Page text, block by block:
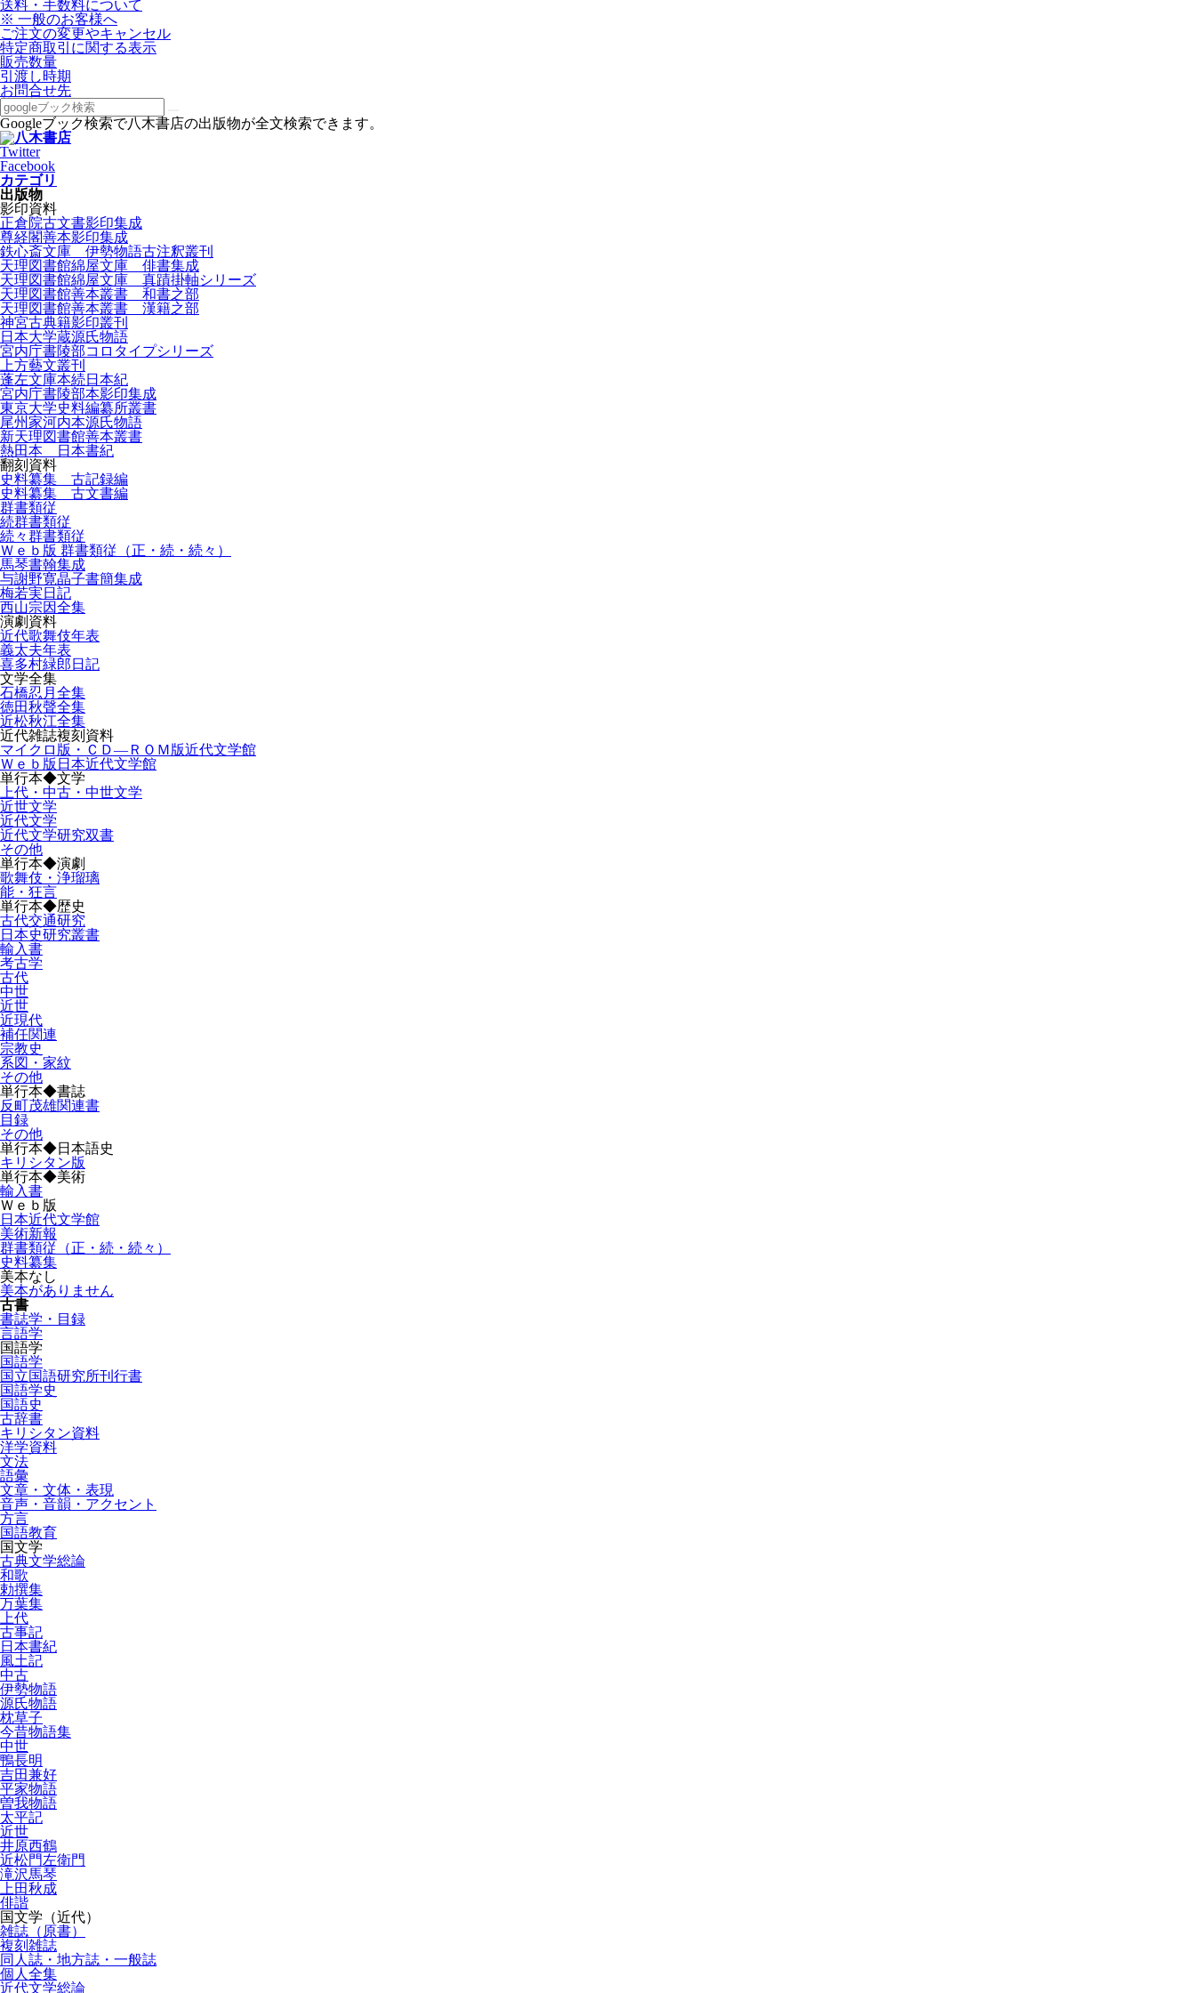
送料・手数料について
※ 一般のお客様へ
ご注文の変更やキャンセル
特定商取引に関する表示
販売数量
引渡し時期
お問合せ先
Googleブック検索で八木書店の出版物が全文検索できます。
Twitter
Facebook
カテゴリ
出版物
影印資料
正倉院古文書影印集成
尊経閣善本影印集成
鉄心斎文庫 伊勢物語古注釈叢刊
天理図書館綿屋文庫 俳書集成
天理図書館綿屋文庫 真蹟掛軸シリーズ
天理図書館善本叢書 和書之部
天理図書館善本叢書 漢籍之部
神宮古典籍影印叢刊
日本大学蔵源氏物語
宮内庁書陵部コロタイプシリーズ
上方藝文叢刊
蓬左文庫本続日本紀
宮内庁書陵部本影印集成
東京大学史料編纂所叢書
尾州家河内本源氏物語
新天理図書館善本叢書
熱田本 日本書紀
翻刻資料
史料纂集 古記録編
史料纂集 古文書編
群書類従
続群書類従
続々群書類従
Ｗｅｂ版 群書類従（正・続・続々）
馬琴書翰集成
与謝野寛晶子書簡集成
梅若実日記
西山宗因全集
演劇資料
近代歌舞伎年表
義太夫年表
喜多村緑郎日記
文学全集
石橋忍月全集
徳田秋聲全集
近松秋江全集
近代雑誌複刻資料
マイクロ版・ＣＤ―ＲＯＭ版近代文学館
Ｗｅｂ版日本近代文学館
単行本◆文学
上代・中古・中世文学
近世文学
近代文学
近代文学研究双書
その他
単行本◆演劇
歌舞伎・浄瑠璃
能・狂言
単行本◆歴史
古代交通研究
日本史研究叢書
輸入書
考古学
古代
中世
近世
近現代
補任関連
宗教史
系図・家紋
その他
単行本◆書誌
反町茂雄関連書
目録
その他
単行本◆日本語史
キリシタン版
単行本◆美術
輸入書
Ｗｅｂ版
日本近代文学館
美術新報
群書類従（正・続・続々）
史料纂集
美本なし
美本がありません
古書
書誌学・目録
言語学
国語学
国語学
国立国語研究所刊行書
国語学史
国語史
古辞書
キリシタン資料
洋学資料
文法
語彙
文章・文体・表現
音声・音韻・アクセント
方言
国語教育
国文学
古典文学総論
和歌
勅撰集
万葉集
上代
古事記
日本書紀
風土記
中古
伊勢物語
源氏物語
枕草子
今昔物語集
中世
鴨長明
吉田兼好
平家物語
曽我物語
太平記
近世
井原西鶴
近松門左衛門
滝沢馬琴
上田秋成
俳諧
国文学（近代）
雑誌（原書）
複刻雑誌
同人誌・地方誌・一般誌
個人全集
近代文学総論